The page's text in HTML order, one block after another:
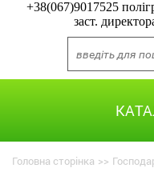
+38(067)9017525
заст.
Головна сторінка >>